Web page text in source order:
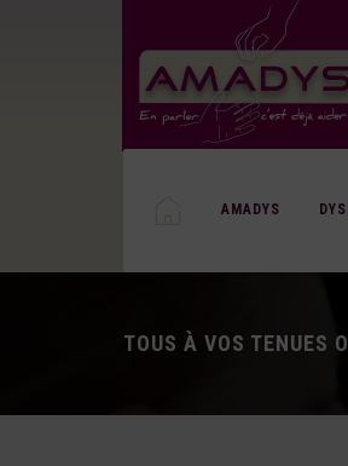
AMADYS
TOUS À VOS TENUES